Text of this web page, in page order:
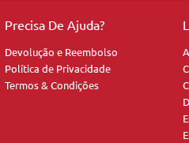
Precisa De Ajuda?
Devolução e Reembolso
Política de Privacidade
Termos & Condições